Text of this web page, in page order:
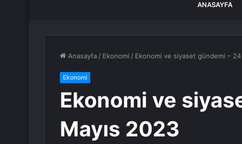
ANASAYFA
Anasayfa / Ekonomi / Ekonomi ve siyaset gündemi – 24
Ekonomi
Ekonomi ve
Mayıs 2023